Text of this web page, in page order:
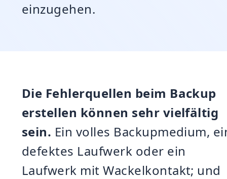
einzugehen.
Die Fehlerquellen beim Backup
erstellen können sehr vielfältig
sein. Ein volles Backupmedium,
defektes Laufwerk oder ein
Laufwerk mit Wackelkontakt; und